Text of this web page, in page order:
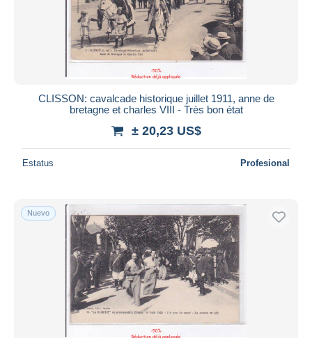
CLISSON: cavalcade historique juillet 1911, anne de
bretagne et charles VIII - Très bon état
± 20,23 US$
Estatus Profesional
Nuevo